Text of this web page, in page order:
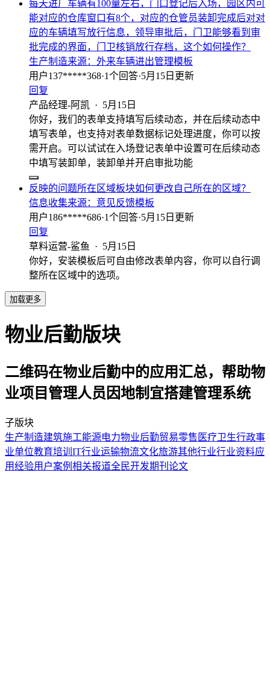
每天进厂车辆有100量左右，门口登记后入场，园区内可
能对应的仓库窗口有8个，对应的仓管员装卸完成后对对
应的车辆填写放行信息，领导审批后，门卫能够看到审
批完成的界面，门卫核销放行存档，这个如何操作？
生产制造来源： 外来车辆进出管理模板
用户137*****368·1个回答·5月15日更新
回复
产品经理-阿凯 · 5月15日
你好，我们的表单支持填写后续动态，并在后续动态中
填写表单，也支持对表单数据标记处理进度，你可以按
需开启。可以试试在入场登记表单中设置可在后续动态
中填写装卸单，装卸单并开启审批功能
反映的问题所在区域板块如何更改自己所在的区域？
信息收集来源： 意见反馈模板
用户186*****686·1个回答·5月15日更新
回复
草料运营-鲨鱼
· 5月15日
你好，安装模板后可自由修改表单内容，你可以自行调
整所在区域中的选项。
加载更多
物业后勤版块
二维码在物业后勤中的应用汇总，帮助物
业项目管理人员因地制宜搭建管理系统
子版块
生产制造建筑施工能源电力物业后勤贸易零售 医疗卫生行政事
业单位教育培训 IT行业运输物流文化旅游其他行业行业资料应
用经验用户案例 相关报道全民开发期刊论文